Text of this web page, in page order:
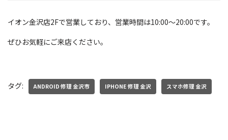
イオン金沢店2Fで営業しており、営業時間は10:00～20:00です。
ぜひお気軽にご来店ください。
タグ: ANDROID 修理 金沢市 IPHONE 修理 金沢 スマホ修理 金沢